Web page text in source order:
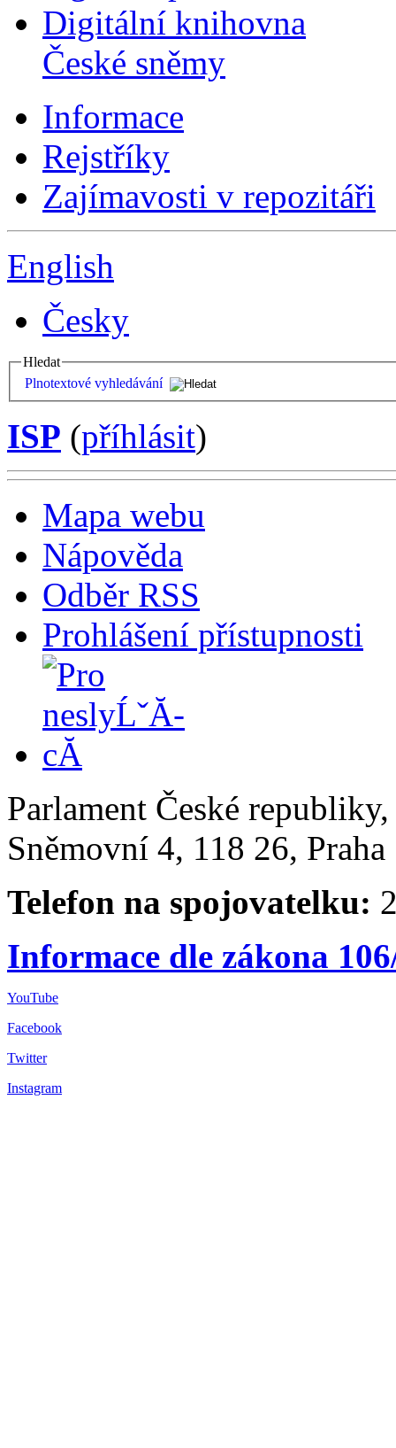
Digitální knihovna
České sněmy
Informace
Rejstříky
Zajímavosti v repozitáři
English
Česky
Hledat
Plnotextové vyhledávání
ISP (příhlásit)
Mapa webu
Nápověda
Odběr RSS
Prohlášení přístupnosti
Parlament České
Sněmovní 4, 118 26,
Telefon na spojovatelku:
Informace dle zákona
YouTube
Facebook
Twitter
Instagram